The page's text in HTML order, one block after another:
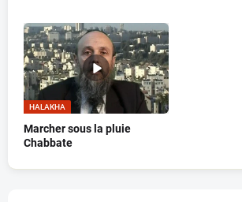
HALAKHA
Marcher sous la pluie
Chabbate